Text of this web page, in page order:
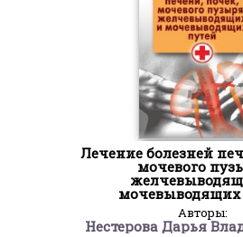
Лечение болезней
мочевого
мочевыводящих
Авторы:
Нестерова Дарья